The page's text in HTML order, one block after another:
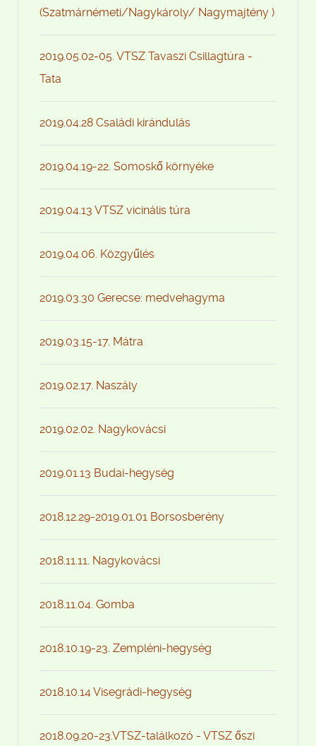
(Szatmárnémeti/Nagykároly/ Nagymajtény )
2019.05.02-05. VTSZ Tavaszi Csillagtúra -
Tata
2019.04.28 Családi kirándulás
2019.04.19-22. Somoskő környéke
2019.04.13 VTSZ vicinális túra
2019.04.06. Közgyűlés
2019.03.30 Gerecse: medvehagyma
2019.03.15-17. Mátra
2019.02.17. Naszály
2019.02.02. Nagykovácsi
2019.01.13 Budai-hegység
2018.12.29-2019.01.01 Borsosberény
2018.11.11. Nagykovácsi
2018.11.04. Gomba
2018.10.19-23. Zempléni-hegység
2018.10.14 Visegrádi-hegység
2018.09.20-23.VTSZ-találkozó - VTSZ őszi